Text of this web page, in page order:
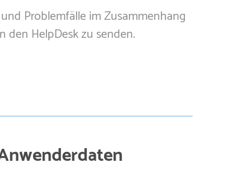
Problemfälle im Zusammenhang
den HelpDesk zu senden.